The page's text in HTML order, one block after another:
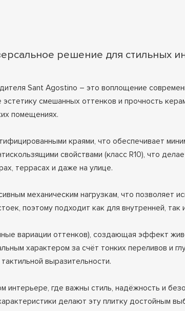
решение для стильных
Sant Agostino – это воплощение
смешанных оттенков и прочность
помещениях.
краями, что обеспечивает
свойствами (класс R10), что
террасах и даже на улице.
механическим нагрузкам, что позволяет
поэтому подходит как для внутренней, так
вариации оттенков), создающая эффект
характером за счёт тонких переливов и
выразительности.
где важны стиль, надёжность и
делают эту плитку достойным